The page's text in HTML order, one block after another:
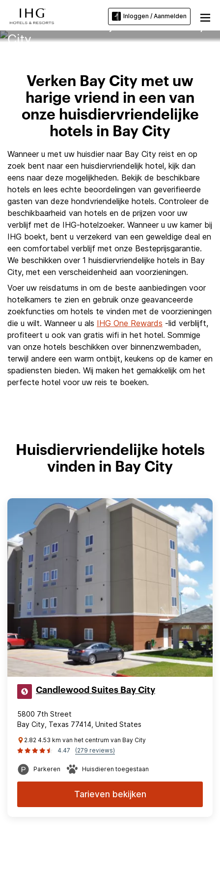
Inloggen / Aanmelden
Huisdiervriendelijke hotels in Bay
City
Verken Bay City met uw
harige vriend in een van
onze huisdiervriendelijke
hotels in Bay City
Wanneer u met uw huisdier naar Bay City reist en op
zoek bent naar een huisdiervriendelijk hotel, kijk dan
eens naar deze mogelijkheden. Bekijk de beschikbare
hotels en lees echte beoordelingen van geverifieerde
gasten van deze hondvriendelijke hotels. Controleer de
beschikbaarheid van hotels en de prijzen voor uw
verblijf met de IHG-hotelzoeker. Wanneer u uw kamer bij
IHG boekt, bent u verzekerd van een geweldige deal en
een comfortabel verblijf met onze Besteprijsgarantie.
We beschikken over 1 huisdiervriendelijke hotels in Bay
City, met een verscheidenheid aan voorzieningen.
Voer uw reisdatums in om de beste aanbiedingen voor
hotelkamers te zien en gebruik onze geavanceerde
zoekfuncties om hotels te vinden met de voorzieningen
die u wilt. Wanneer u als IHG One Rewards -lid verblijft,
profiteert u ook van gratis wifi in het hotel. Sommige
van onze hotels beschikken over binnenzwembaden,
terwijl andere een warm ontbijt, keukens op de kamer en
spadiensten bieden. Wij maken het gemakkelijk om het
perfecte hotel voor uw reis te boeken.
Huisdiervriendelijke hotels
vinden in Bay City
Candlewood Suites Bay City
5800 7th Street
Bay City, Texas 77414, United States
2.82 4.53 km van het centrum van Bay City
4.47
(279 reviews)
Parkeren Huisdieren toegestaan
Tarieven bekijken